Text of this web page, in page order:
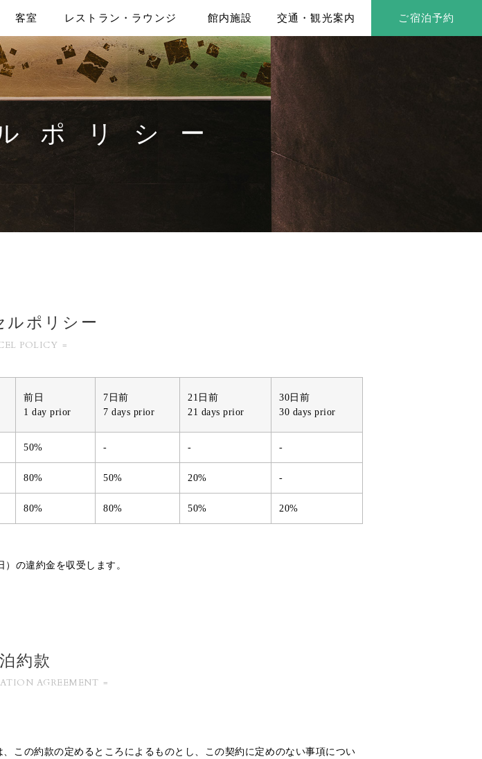
客室 レストラン・ラウンジ 館内施設 交通・観光案内 ご宿泊予約
ポリシー
ルポリシー
POLICY
前日
1 day prior
7日前
7 days prior
21日前
21 days prior
30日前
30 days prior
50% - - -
80% 50% 20% -
80% 80% 50% 20%
の違約金を収受します。
泊約款
AGREEMENT
この約款の定めるところによるものとし、この契約に定めのない事項につい